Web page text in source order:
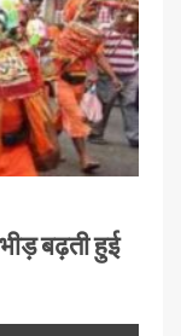
भीड़ बढ़ती हुई